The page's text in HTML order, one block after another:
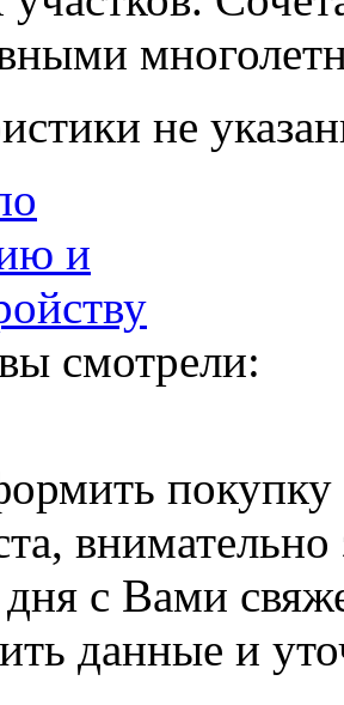
не
смотрели:
покупку
дня с Вами
данные и